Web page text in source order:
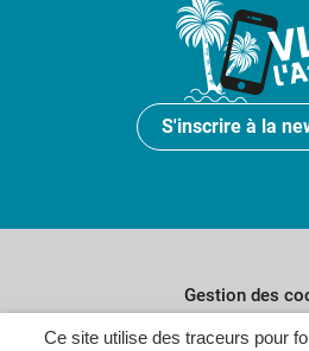
Ce site utilise des traceurs pour
S'inscrire à la
Gestion des
Plan du